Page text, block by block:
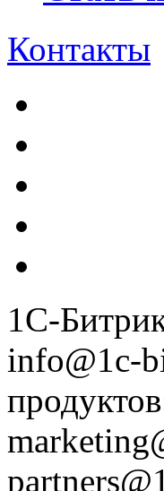
Контакты
1С-
info@1c-
продуктов